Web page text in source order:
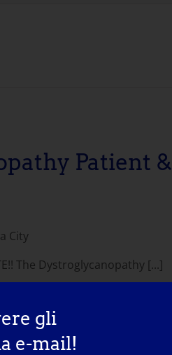
Patient &
City
The Dystroglycanopathy [...]
gli
e-mail!